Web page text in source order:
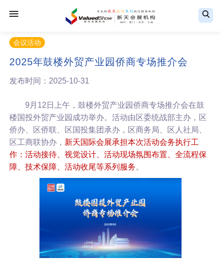
会议活动
2025年鼓楼外贸产业园侨商专场推介会
发布时间：2025-10-31
9月12日上午，鼓楼外贸产业园侨商专场推介会在鼓
楼国投外贸产业园成功举办。活动由区委统战部主办，区
侨办、区侨联、区国投集团承办，区商务局、区人社局、
区工商联协办， 新天国际会展承担本次活动会务执行工
作：活动接待、视觉设计、活动现场氛围布置、全流程保
障、技术保障、活动收尾等系列服务。